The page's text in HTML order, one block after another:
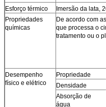
Esforço térmico
Imersão da lata,
Propriedades
químicas
De acordo com
que processa o
tratamento ou o
Desempenho
físico e elétrico
Propriedade
Densidade
Absorção de
água